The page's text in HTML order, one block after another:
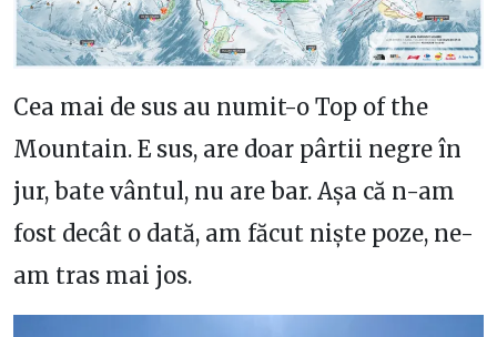
Cea mai de sus au numit-o Top of the
Mountain. E sus, are doar pârtii negre în
jur, bate vântul, nu are bar. Așa că n-am
fost decât o dată, am făcut niște poze, ne-
am tras mai jos.